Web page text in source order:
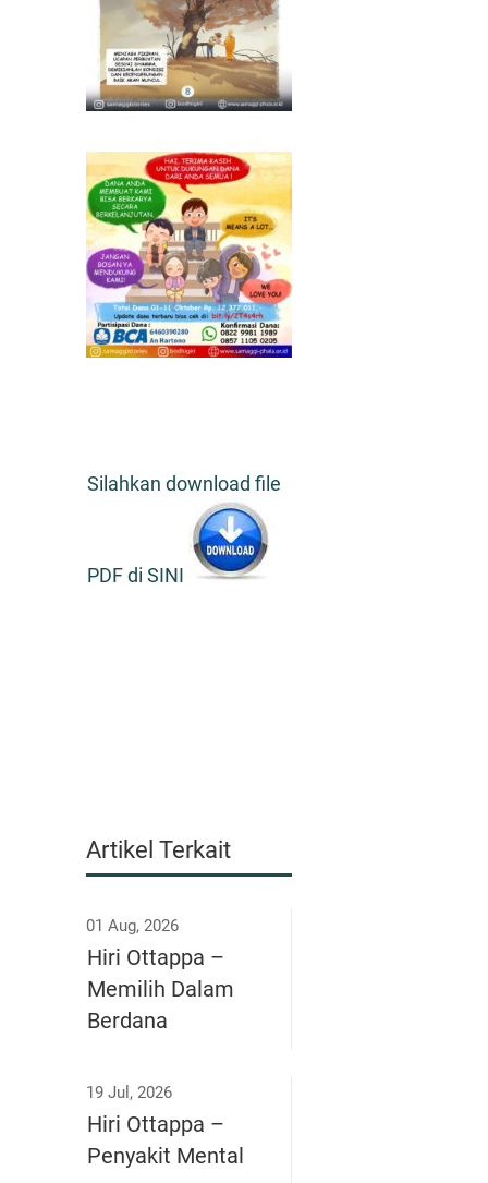
Silahkan download file
PDF di SINI
Artikel Terkait
01 Aug, 2026
Hiri Ottappa –
Memilih Dalam
Berdana
19 Jul, 2026
Hiri Ottappa –
Penyakit Mental